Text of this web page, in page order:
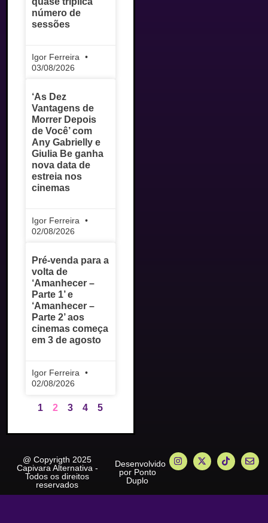
número de
sessões
Igor Ferreira
03/08/2026
‘As Dez
Vantagens de
Morrer Depois
de Você’ com
Any Gabrielly e
Giulia Be ganha
nova data de
estreia nos
cinemas
Igor Ferreira
02/08/2026
Pré-venda para a
volta de
‘Amanhecer –
Parte 1’ e
‘Amanhecer –
Parte 2’ aos
cinemas começa
em 3 de agosto
Igor Ferreira
02/08/2026
1 2 3 4 5
@ Copyrigth 2025
Capivara Alternativa -
Todos os direitos
reservados
Desenvolvido
por Ponto
Duplo